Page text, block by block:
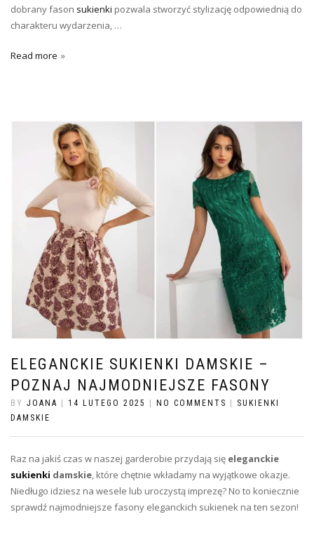
dobrany fason sukienki pozwala stworzyć stylizację odpowiednią do
charakteru wydarzenia, …
Read more
ELEGANCKIE SUKIENKI DAMSKIE –
POZNAJ NAJMODNIEJSZE FASONY
BY JOANA 14 LUTEGO 2025 NO COMMENTS
SUKIENKI
DAMSKIE
Raz na jakiś czas w naszej garderobie przydają się eleganckie
sukienki damskie, które chętnie wkładamy na wyjątkowe okazje.
Niedługo idziesz na wesele lub uroczystą imprezę? No to koniecznie
sprawdź najmodniejsze fasony eleganckich sukienek na ten sezon!